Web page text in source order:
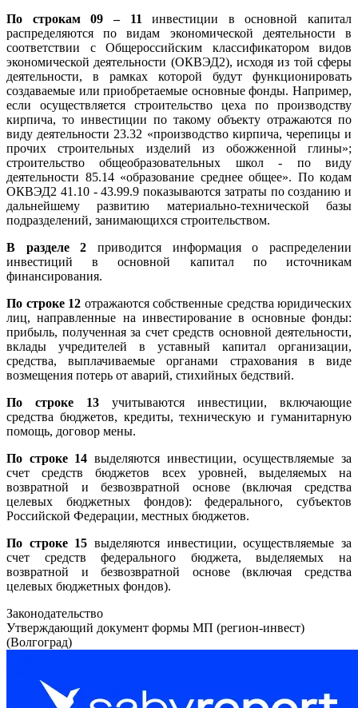
По строкам 09 – 11инвестиции в основной капитал
распределяются по видам экономической деятельности в
соответствии с Общероссийским классификатором видов
экономической деятельности (ОКВЭД2), исходя из той сферы
деятельности, в рамках которой будут функционировать
создаваемые или приобретаемые основные фонды. Например,
если осуществляется строительство цеха по производству
кирпича, то инвестиции по такому объекту отражаются по
виду деятельности 23.32 «производство кирпича, черепицы и
прочих строительных изделий из обожженной глины»;
строительство общеобразовательных школ - по виду
деятельности 85.14 «образование среднее общее». По кодам
ОКВЭД2 41.10 - 43.99.9 показываются затраты по созданию и
дальнейшему развитию материально-технической базы
подразделений, занимающихся строительством.
В разделе 2 приводится информация о распределении
инвестиций в основной капитал по источникам
финансирования.
По строке 12 отражаются собственные средства юридических
лиц, направленные на инвестирование в основные фонды:
прибыль, полученная за счет средств основной деятельности,
вклады учредителей в уставный капитал организации,
средства, выплачиваемые органами страхования в виде
возмещения потерь от аварий, стихийных бедствий.
По строке 13 учитываются инвестиции, включающие
средства бюджетов, кредиты, техническую и гуманитарную
помощь, договор мены.
По строке 14 выделяются инвестиции, осуществляемые за
счет средств бюджетов всех уровней, выделяемых на
возвратной и безвозвратной основе (включая средства
целевых бюджетных фондов): федерального, субъектов
Российской Федерации, местных бюджетов.
По строке 15 выделяются инвестиции, осуществляемые за
счет средств федерального бюджета, выделяемых на
возвратной и безвозвратной основе (включая средства
целевых бюджетных фондов).
Законодательство
Утверждающий документ формы МП (регион-инвест)
(Волгоград)